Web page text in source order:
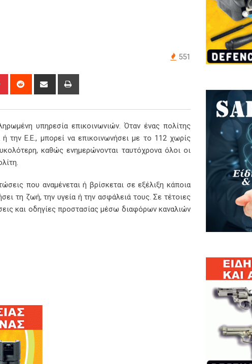
551
Pinterest Reddit
Share
υπηρεσία επικοινωνιών. Όταν ένας πολίτης
την Ε.Ε., μπορεί να επικοινωνήσει με το 112 χωρίς
καθώς ενημερώνονται ταυτόχρονα όλοι οι
που αναμένεται ή βρίσκεται σε εξέλιξη κάποια
τη ζωή, την υγεία ή την ασφάλειά τους. Σε τέτοιες
και οδηγίες προστασίας μέσω διαφόρων καναλιών